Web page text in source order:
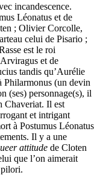
incandescence.
Léonatus et de
; Olivier Corcolle,
celui de Pisario ;
est le roi
et de
tandis qu’Aurélie
Philarmonus (un devin
(ses) personnage(s), il
Chaveriat. Il est
et intrigant
à Postumus Léonatus
Il y a une
attitude de Cloten
que l’on aimerait